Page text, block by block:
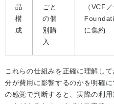
品
構
成
ごと
の個
別購
入
（VCF
に集約
これらの仕組みを正確に理解し
分が費用に影響するのかを明確
の感覚で判断すると、実際の利